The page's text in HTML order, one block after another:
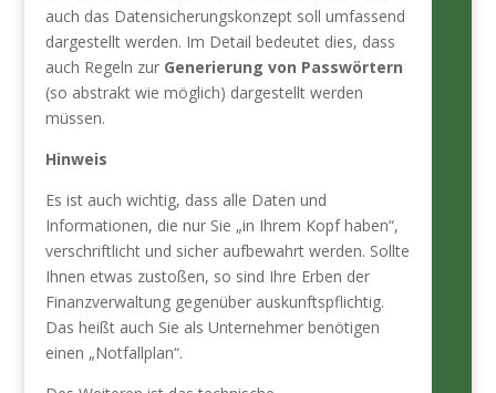
auch das Datensicherungskonzept soll umfassend
dargestellt werden. Im Detail bedeutet dies, dass
auch Regeln zur Generierung von Passwörtern
(so abstrakt wie möglich) dargestellt werden
müssen.
Hinweis
Es ist auch wichtig, dass alle Daten und
Informationen, die nur Sie „in Ihrem Kopf haben“,
verschriftlicht und sicher aufbewahrt werden. Sollte
Ihnen etwas zustoßen, so sind Ihre Erben der
Finanzverwaltung gegenüber auskunftspflichtig.
Das heißt auch Sie als Unternehmer benötigen
einen „Notfallplan“.